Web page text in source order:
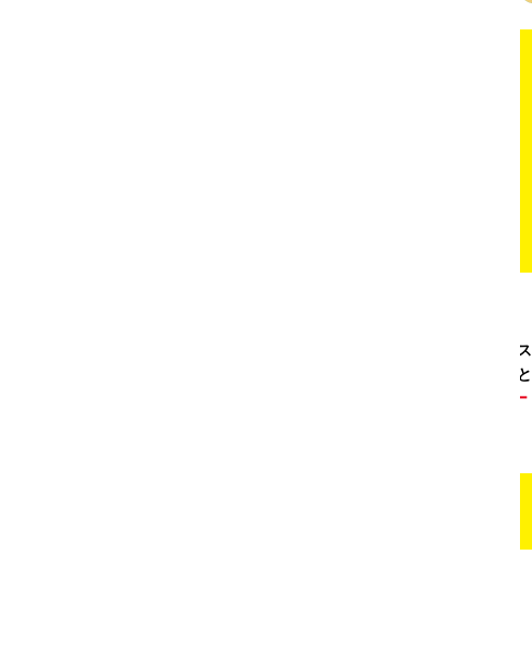
。ガソリンス
タンドや整備工場の既存インフラを活用すること
リー